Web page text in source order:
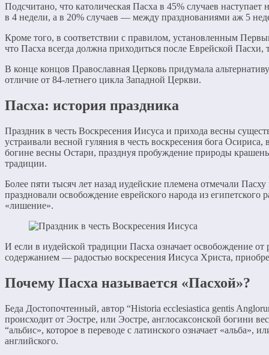
Подсчитано, что католическая Пасха в 45% случаев
в 4 недели, а в 20% случаев — между празднованиями аж 5
Кроме того, в соответствии с правилом, установленным
что Пасха всегда должна приходиться после Еврейской
В конце концов Православная Церковь придумала
отличие от 84-летнего цикла Западной Церкви.
Пасха: история праздника
Праздник в честь Воскресения Иисуса и прихода весны
устраивали весной гуляния в честь воскресения бога
богине весны Остари, празднуя пробуждение природы
традиции.
Более пяти тысяч лет назад иудейские племена отмечали
праздновали освобождение еврейского народа из
«лишение».
И если в иудейской традиции Пасха означает освобождение
содержанием — радостью воскресения Иисуса Христа,
Почему Пасха называется «Пасхой»?
Беда Достопочтенный, автор “Historia ecclesiastica gentis
происходит от Эостре, или Эостре, англосаксонской богини
“альбис», которое в переводе с латинского означает «альба»,
английского.